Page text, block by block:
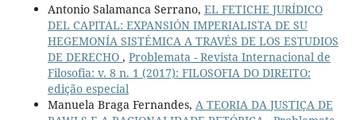
Antonio Salamanca Serrano, EL FETICHE JURÍDICO
DEL CAPITAL: EXPANSIÓN IMPERIALISTA DE SU
HEGEMONÍA SISTÉMICA A TRAVÉS DE LOS ESTUDIOS
DE DERECHO , Problemata - Revista Internacional de
Filosofia: v. 8 n. 1 (2017): FILOSOFIA DO DIREITO:
edição especial
Manuela Braga Fernandes, A TEORIA DA JUSTIÇA DE